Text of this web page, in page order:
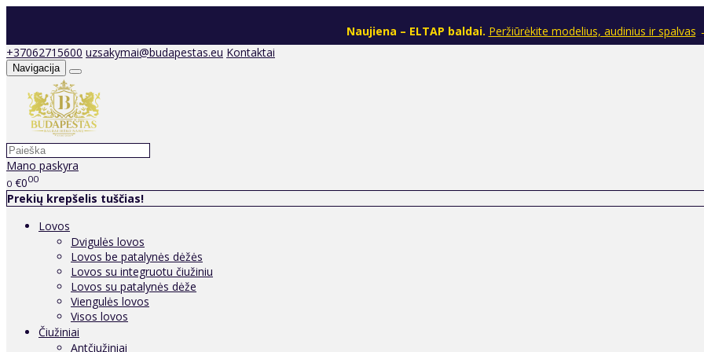
Naujiena – ELTAP baldai. Peržiūrėkite modelius, audinius ir spalvas
+37062715600 uzsakymai@budapestas.eu Kontaktai
Navigacija
Mano paskyra
0 €000
Prekių krepšelis tuščias!
Lovos
Dvigulės lovos
Lovos be patalynės dėžės
Lovos su integruotu čiužiniu
Lovos su patalynės dėže
Viengulės lovos
Visos lovos
Čiužiniai
Antčiužiniai